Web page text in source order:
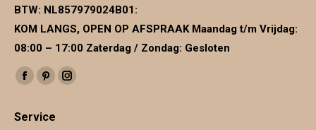
BTW: NL857979024B01 :
KOM LANGS, OPEN OP AFSPRAAK Maandag t/m Vrijdag:
08:00 – 17:00 Zaterdag / Zondag: Gesloten
Vind ons op:
Facebook
opens
Pinterest
opens
Instagram
Service